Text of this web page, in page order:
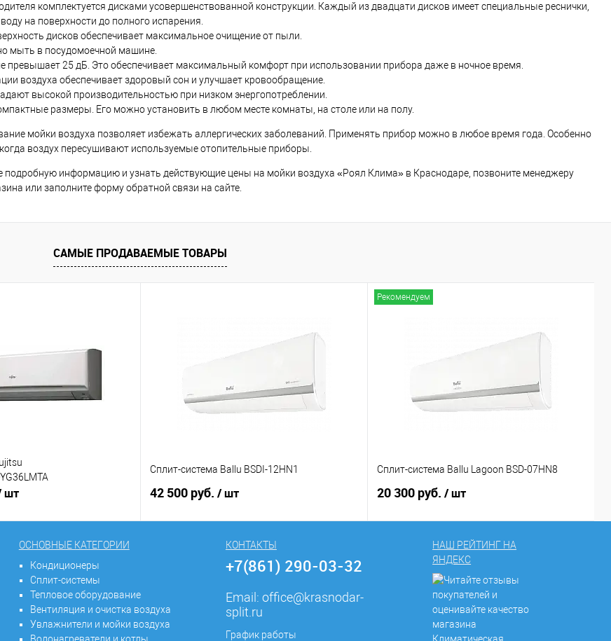
комплектуется дисками усовершенствованной конструкции. Каждый из двадцати дисков имеет специальные реснички,
на поверхности до полного испарения.
дисков обеспечивает максимальное очищение от пыли.
мыть в посудомоечной машине.
превышает 25 дБ. Это обеспечивает максимальный комфорт при использовании прибора даже в ночное время.
воздуха обеспечивает здоровый сон и улучшает кровообращение.
высокой производительностью при низком энергопотреблении.
размеры. Его можно установить в любом месте комнаты, на столе или на полу.
мойки воздуха позволяет избежать аллергических заболеваний. Применять прибор можно в любое время года. Особенно
воздух пересушивают используемые отопительные приборы.
подробную информацию и узнать действующие цены на мойки воздуха «Роял Клима» в Краснодаре, позвоните менеджеру
или заполните форму обратной связи на сайте.
САМЫЕ ПРОДАВАЕМЫЕ ТОВАРЫ
шт
Сплит-система Ballu BSDI-12HN1
42 500 руб. / шт
Рекомендуем
Сплит-система Ballu Lagoon BSD-07HN8
20 300 руб. / шт
ОСНОВНЫЕ КАТЕГОРИИ
Кондиционеры
Сплит-системы
Тепловое оборудование
Вентиляция и очистка воздуха
Увлажнители и мойки воздуха
КОНТАКТЫ
+7(861) 290-03-32
Email: office@krasnodar-
split.ru
График работы
НАШ РЕЙТИНГ НА
ЯНДЕКС